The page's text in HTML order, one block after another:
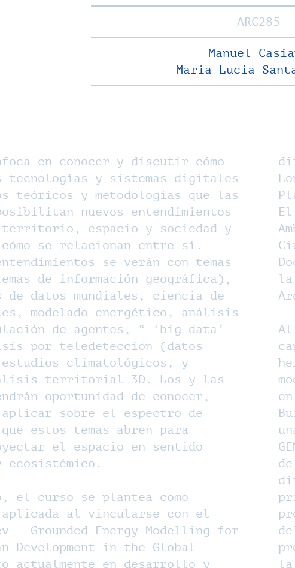
ARC285
Manuel
Maria Lucía
en conocer y discutir cómo
tecnologías y sistemas digitales
teóricos y metodologías que las
nuevos entendimientos
territorio, espacio y sociedad y
se relacionan entre sí.
se verán con temas
de información geográfica),
de datos mundiales, ciencia de
modelado energético, análisis
de agentes, “ ‘big data’
por teledetección (datos
climatológicos, y
territorial 3D. Los y las
oportunidad de conocer,
sobre el espectro de
estos temas abren para
el espacio en sentido
el curso se plantea como
al vincularse con el
– Grounded Energy Modelling for
Development in the Global
actualmente en desarrollo y
la
Al
la